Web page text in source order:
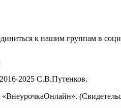
к нашим группам в
2025 С.В.Путенков.
«ВнеурочкаОнлайн».